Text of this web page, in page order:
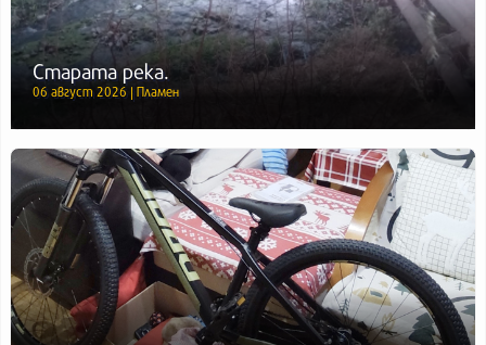
Старата река.
06 август 2026 | Пламен